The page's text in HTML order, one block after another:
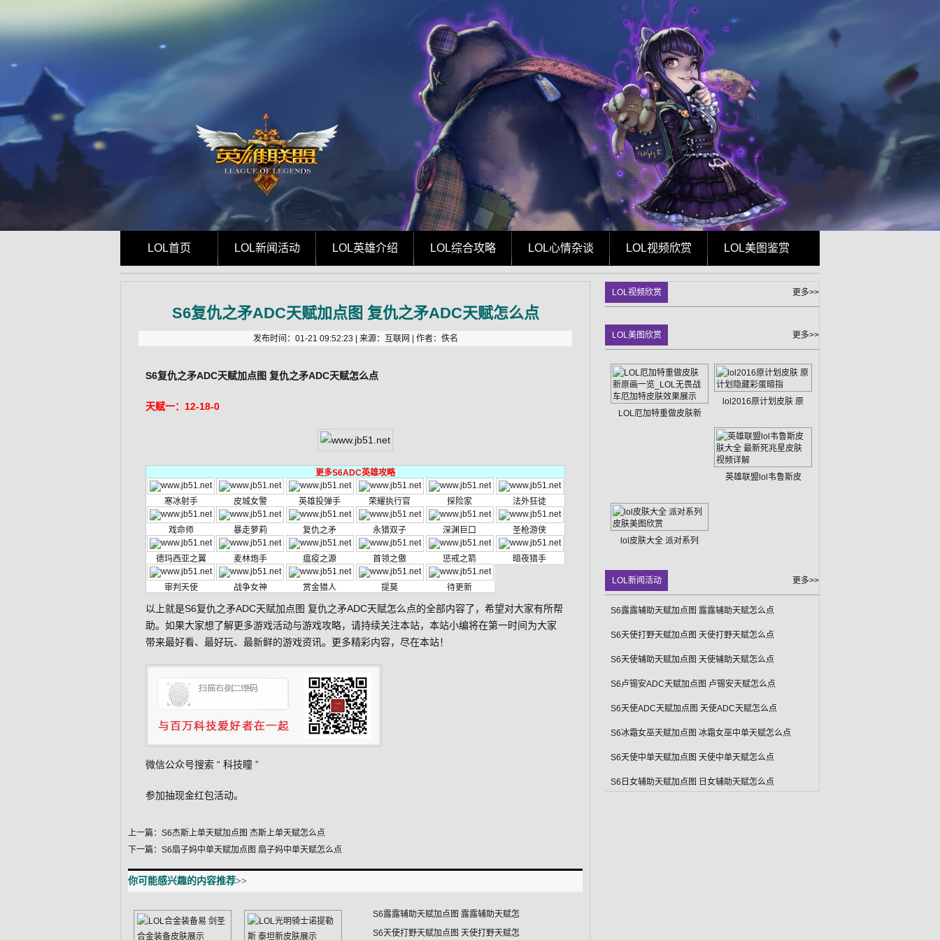
LOL首页 LOL新闻活动 LOL英雄介绍 LOL综合攻略 LOL心情杂谈 LOL视频欣赏 LOL美图鉴赏
S6复仇之矛ADC天赋加点图 复仇之矛ADC天赋怎么点
发布时间：01-21 09:52:23 | 来源：互联网 | 作者：佚名
S6复仇之矛ADC天赋加点图 复仇之矛ADC天赋怎么点
天赋一：12-18-0
更多S6ADC英雄攻略
寒冰射手 皮城女警 英雄投弹手 荣耀执行官 探险家 法外狂徒
戏命师 暴走萝莉 复仇之矛 永猎双子 深渊巨口 圣枪游侠
德玛西亚之翼 麦林炮手 瘟疫之源 首领之傲 惩戒之箭 暗夜猎手
审判天使 战争女神 赏金猎人 提莫 待更新
以上就是S6复仇之矛ADC天赋加点图 复仇之矛ADC天赋怎么点的全部内容了，希望对大家有所帮
助。如果大家想了解更多游戏活动与游戏攻略，请持续关注本站，本站小编将在第一时间为大家
带来最好看、最好玩、最新鲜的游戏资讯。更多精彩内容，尽在本站！
微信公众号搜索 “ 科技瞳 ”
参加抽现金红包活动。
上一篇： S6杰斯上单天赋加点图 杰斯上单天赋怎么点
下一篇： S6扇子妈中单天赋加点图 扇子妈中单天赋怎么点
你可能感兴趣的内容推荐>>
S6露露辅助天赋加点图 露露辅助天赋怎
S6天使打野天赋加点图 天使打野天赋怎
LOL视频欣赏 更多>>
LOL美图欣赏 更多>>
LOL厄加特重做皮肤新
lol2016原计划皮肤 原
英雄联盟lol韦鲁斯皮
lol皮肤大全 派对系列
LOL新闻活动 更多>>
S6露露辅助天赋加点图 露露辅助天赋怎么点
S6天使打野天赋加点图 天使打野天赋怎么点
S6天使辅助天赋加点图 天使辅助天赋怎么点
S6卢锡安ADC天赋加点图 卢锡安天赋怎么点
S6天使ADC天赋加点图 天使ADC天赋怎么点
S6冰霜女巫天赋加点图 冰霜女巫中单天赋怎么点
S6天使中单天赋加点图 天使中单天赋怎么点
S6日女辅助天赋加点图 日女辅助天赋怎么点